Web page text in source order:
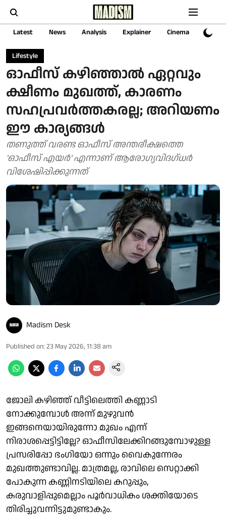
Latest News Analysis Explainer Cinema Sports
Lifestyle
ഓഫീസ് കഴിഞ്ഞാൽ ഏറ്റവും
ക്ഷീണം മുഖത്ത്, കാരണം
സഹപ്രവർത്തകരല്ല; അറിയണം
ഈ കാര്യങ്ങള്‍
തണുത്ത് വരണ്ട ഓഫീസ് അന്തരീക്ഷത്തെ
'ഓഫീസ് എയർ' എന്നാണ് ആരോഗ്യവിദഗ്ധർ
വിശേഷിപ്പിക്കുന്നത്
Madism Desk
Published on: 23 May 2026, 11:38 am
ജോലി കഴിഞ്ഞ് വീട്ടിലെത്തി കണ്ണാടി
നോക്കുമ്പോൾ അന്ന് മുഴുവൻ
ഇങ്ങനെയായിരുന്നോ മുഖം എന്ന്
നിരാശപ്പെട്ടിട്ടില്ലേ? ഓഫീസിലേക്കിറങ്ങുമ്പോഴുള്ള
പ്രസരിപ്പോ ഭംഗിയോ ഒന്നും വൈകുന്നേരം
മുഖത്തുണ്ടാവില്ല. മാത്രമല്ല, രാവിലെ സെറ്റാക്കി
പോകുന്ന കണ്ണിനടിയിലെ കറുപ്പും,
കരുവാളിപ്പുമെല്ലാം പൂർവാധികം ശക്തിയോടെ
തിരിച്ചുവന്നിട്ടുമുണ്ടാകും.